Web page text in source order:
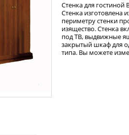
Стенка для гостиной
Стенка изготовлена
периметру стенки
изящество. Стенка
под ТВ, выдвижные
закрытый шкаф для
типа. Вы можете